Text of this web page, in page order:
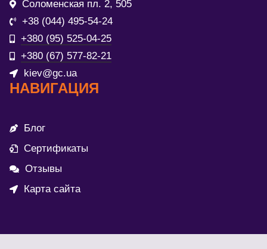
Соломенская пл. 2, 505
+38 (044) 495-54-24
+380 (95) 525-04-25
+380 (67) 577-82-21
kiev@gc.ua
НАВИГАЦИЯ
Блог
Сертификаты
Отзывы
Карта сайта